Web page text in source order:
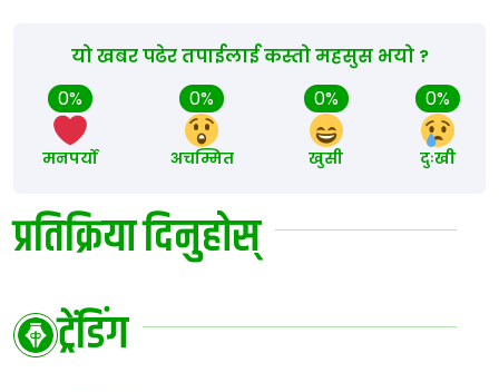
यो खबर पढेर तपाईलाई कस्तो महसुस भयो ?
0%
मनपर्यो
0%
अचम्मित
0%
खुसी
0%
दुःखी
प्रतिक्रिया दिनुहोस्
ट्रेंडिंग